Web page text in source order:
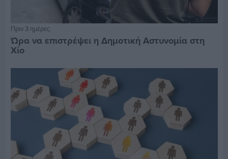
Πριν 3 ημέρες
Ώρα να επιστρέψει η Δημοτική Αστυνομία στη
Χίο